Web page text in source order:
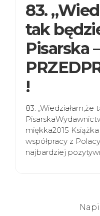
83.
tak
Pisarska –
!
83. „Wiedziałam,że
miękka2015
współpracy z
najbardziej